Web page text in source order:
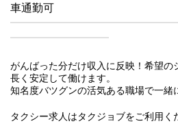
車通勤可
━━━━━━━━━
がんばった分だけ収入に反映！希望の
長く安定して働けます。
知名度バツグンの活気ある職場で一緒
タクシー求人はタクジョブをご利用く